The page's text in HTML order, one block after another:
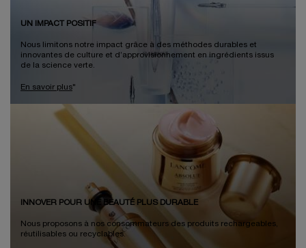
UN IMPACT POSITIF
Nous limitons notre impact grâce à des méthodes durables et
innovantes de culture et d’approvisionnement en ingrédients issus
de la science verte.
En savoir plus"
INNOVER POUR UNE BEAUTÉ PLUS DURABLE
Nous proposons à nos consommateurs des produits rechargeables,
réutilisables ou recyclables.